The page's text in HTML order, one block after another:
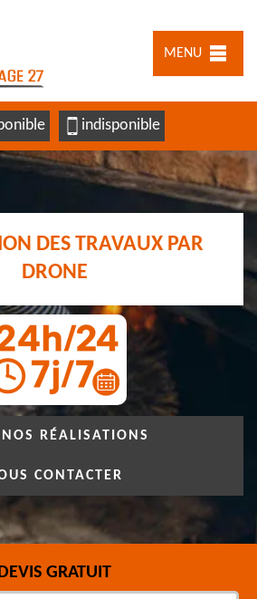
MENU
indisponible
DES TRAVAUX PAR
DRONE
RÉALISATIONS
CONTACTER
GRATUIT